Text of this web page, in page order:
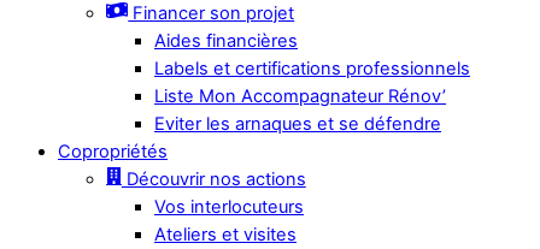
Financer son projet
Aides financières
Labels et certifications professionnels
Liste Mon Accompagnateur Rénov’
Eviter les arnaques et se défendre
Copropriétés
Découvrir nos actions
Vos interlocuteurs
Ateliers et visites